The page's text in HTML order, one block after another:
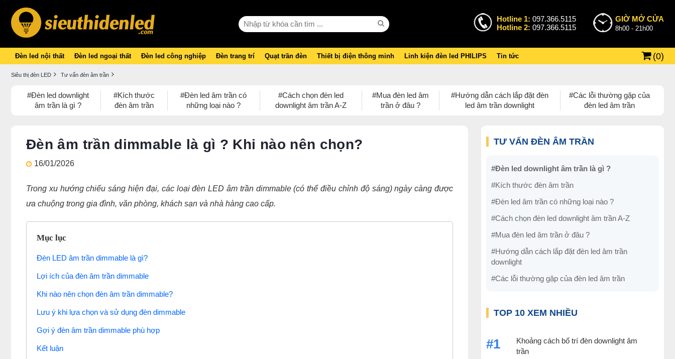
Hotline 1: 097.366.5115
Hotline 2: 097.366.5115
GIỜ MỞ CỬA
8h00 - 21h00
Đèn led nội thất Đèn led ngoại thất Đèn led công nghiệp Đèn trang trí Quạt trần đèn Thiết bị điện thông minh Linh kiện đèn led PHILIPS Tin tức (0)
Siêu thị đèn LED Tư vấn đèn âm trần
#Đèn led downlight
âm trần là gì ?
#Kích thước
đèn âm trần
#Đèn led âm trần có
những loại nào ?
#Cách chọn đèn led
downlight âm trần A-Z
#Mua đèn led âm
trần ở đâu ?
#Hướng dẫn cách lắp đặt đèn
led âm trần downlight
#Các lỗi thường gặp của
đèn led âm trần
Đèn âm trần dimmable là gì ? Khi nào nên chọn?
16/01/2026
Trong xu hướng chiếu sáng hiện đại, các loại đèn LED âm trần dimmable (có thể điều chỉnh độ sáng) ngày càng được
ưa chuộng trong gia đình, văn phòng, khách sạn và nhà hàng cao cấp.
Mục lục
Đèn LED âm trần dimmable là gì?
Lợi ích của đèn âm trần dimmable
Khi nào nên chọn đèn âm trần dimmable?
Lưu ý khi lựa chọn và sử dụng đèn dimmable
Gợi ý đèn âm trần dimmable phù hợp
Kết luận
TƯ VẤN ĐÈN ÂM TRẦN
#Đèn led downlight âm trần là gì ?
#Kích thước đèn âm trần
#Đèn led âm trần có những loại nào ?
#Cách chọn đèn led downlight âm trần A-Z
#Mua đèn led âm trần ở đâu ?
#Hướng dẫn cách lắp đặt đèn led âm trần
downlight
#Các lỗi thường gặp của đèn led âm trần
TOP 10 XEM NHIỀU
#1
Khoảng cách bố trí đèn downlight âm
trần